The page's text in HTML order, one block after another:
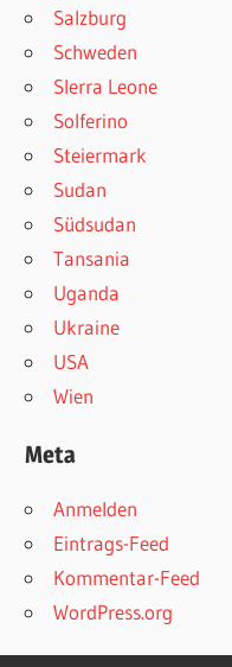
Salzburg
Schweden
SIerra Leone
Solferino
Steiermark
Sudan
Südsudan
Tansania
Uganda
Ukraine
USA
Wien
Meta
Anmelden
Eintrags-Feed
Kommentar-Feed
WordPress.org